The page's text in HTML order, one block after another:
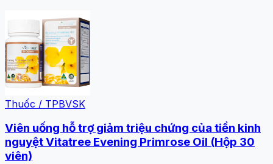
Thuốc / TPBVSK
Viên uống hỗ trợ giảm triệu chứng của tiền kinh
nguyệt Vitatree Evening Primrose Oil (Hộp 30
viên)